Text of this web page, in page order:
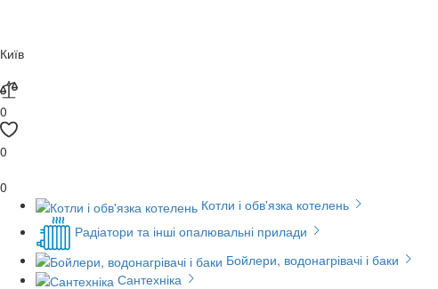
Київ
0
0
0
Котли і обв'язка котелень
Радіатори та інші опалювальні прилади
Бойлери, водонагрівачі і баки
Сантехніка